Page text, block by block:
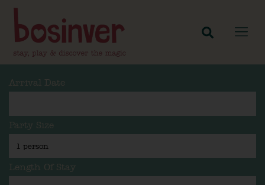
Arrival Date
Party Size
Length Of Stay